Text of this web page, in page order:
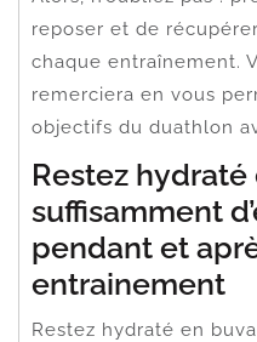
reposer et de
chaque entraînement.
remerciera en vous
objectifs du duathlon
Restez
suffisamment
pendant et
entrainement
Restez hydraté en